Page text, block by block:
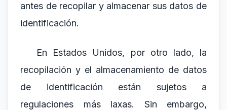
antes de recopilar y almacenar sus datos de
identificación.
En Estados Unidos, por otro lado, la
recopilación y el almacenamiento de datos
de identificación están sujetos a
regulaciones más laxas. Sin embargo,